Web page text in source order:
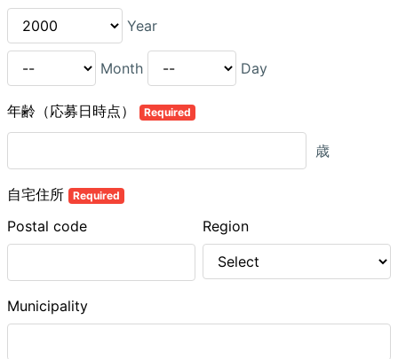
Year
Month Day
年齢（応募日時点） Required
歳
自宅住所 Required
Postal code Region
Municipality